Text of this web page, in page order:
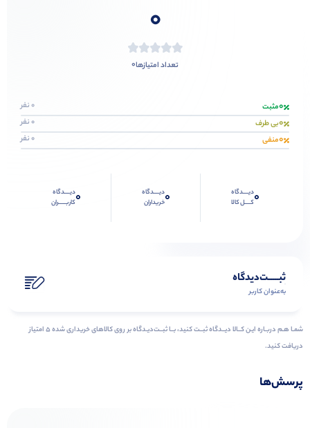
0
تعداد امتیازها0
0مثبت 0 نفر
0بی طرف 0 نفر
0منفی 0 نفر
0دیــــدگاه
کــــل کالا
0دیــــدگاه
خریداران
0دیــــدگاه
کاربـــــران
ثبـــــت‌دیدگاه
به‌عنوان کاربر
شمـا هـم دربـاره ایـن کــالا دیــدگاه ثبــت کنید، بــا ثبــت‌دیـدگاه بر روی کالاهای خریداری شده ۵ امتیاز
دریافت کنید.
پرسش‌ها